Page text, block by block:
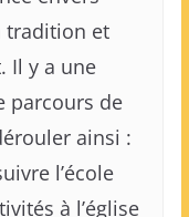
tradition et
Il y a une
parcours de
ainsi :
l’école
à l’église